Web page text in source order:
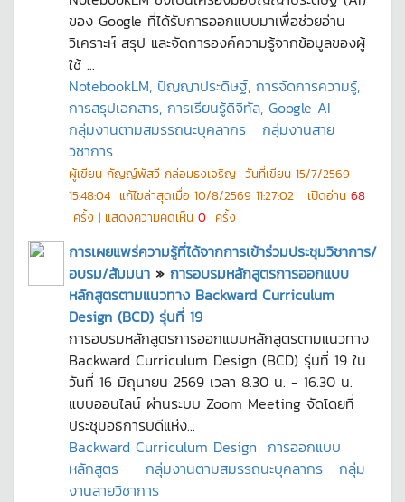
ของ Google ที่ได้รับการออกแบบมาเพื่อช่วยอ่าน
วิเคราะห์ สรุป และจัดการองค์ความรู้จากข้อมูลของผู้
ใช้ ...
NotebookLM, ปัญญาประดิษฐ์, การจัดการความรู้,
การสรุปเอกสาร, การเรียนรู้ดิจิทัล, Google AI
กลุ่มงานตามสมรรถนะบุคลากร
กลุ่มงานสาย
วิชาการ
ผู้เขียน กัญญ์พัสวี กล่อมธงเจริญ วันที่เขียน 15/7/2569
15:48:04 แก้ไขล่าสุดเมื่อ 10/8/2569 11:27:02 เปิดอ่าน 68
ครั้ง | แสดงความคิดเห็น 0 ครั้ง
การเผยแพร่ความรู้ที่ได้จากการเข้าร่วมประชุมวิชาการ/
อบรม/สัมมนา » การอบรมหลักสูตรการออกแบบ
หลักสูตรตามแนวทาง Backward Curriculum
Design (BCD) รุ่นที่ 19
การอบรมหลักสูตรการออกแบบหลักสูตรตามแนวทาง
Backward Curriculum Design (BCD) รุ่นที่ 19 ใน
วันที่ 16 มิถุนายน 2569 เวลา 8.30 น. - 16.30 น.
แบบออนไลน์ ผ่านระบบ Zoom Meeting จัดโดยที่
ประชุมอธิการบดีแห่ง...
Backward Curriculum Design การออกแบบ
หลักสูตร
กลุ่มงานตามสมรรถนะบุคลากร
กลุ่ม
งานสายวิชาการ